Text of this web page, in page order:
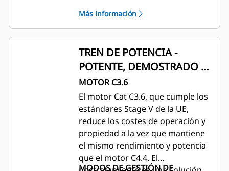
Las tuberías auxiliares para
accionar los implementos
manera que están protegidas
contra posibles daños al trabajar
en zanjas estrechas.
operador coloque fácilmente la
bastidor de desplazamiento
lateral. Resulta ideal para zonas
con mínimo espacio y
aplicaciones de servicios públicos
como gas, electricidad y
telecomunicaciones.
Más información
TREN DE POTENCIA -
POTENTE, DEMOSTRADO Y
EFICIENTE
MOTOR C3.6
El motor Cat C3.6, que cumple los
estándares Stage V de la UE,
reduce los costes de operación y
propiedad a la vez que mantiene
el mismo rendimiento y potencia
que el motor C4.4. El
MODOS DE GESTIÓN DE